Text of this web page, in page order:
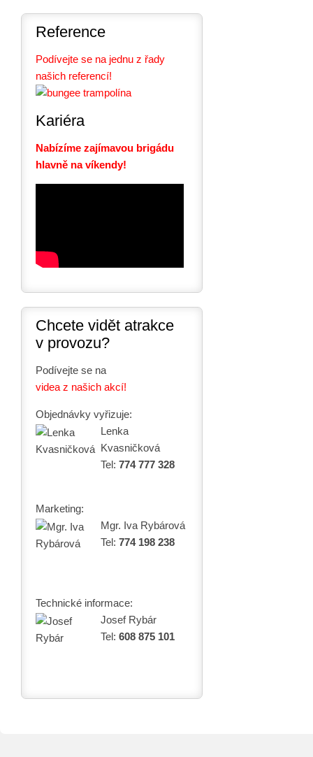
Reference
Podívejte se na jednu z řady
našich referencí!
Kariéra
Nabízíme zajímavou brigádu
hlavně na víkendy!
Chcete vidět atrakce
v provozu?
Podívejte se na
videa z našich akcí!
Objednávky vyřizuje:
Lenka
Kvasničková
Tel: 774 777 328
Marketing:
Mgr. Iva Rybárová
Tel: 774 198 238
Technické informace:
Josef Rybár
Tel: 608 875 101